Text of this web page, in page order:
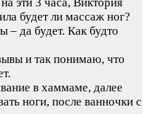
будет ли массаж ног?
– да будет. Как будто
и так понимаю, что
в хаммаме, далее
ноги, после ванночки с